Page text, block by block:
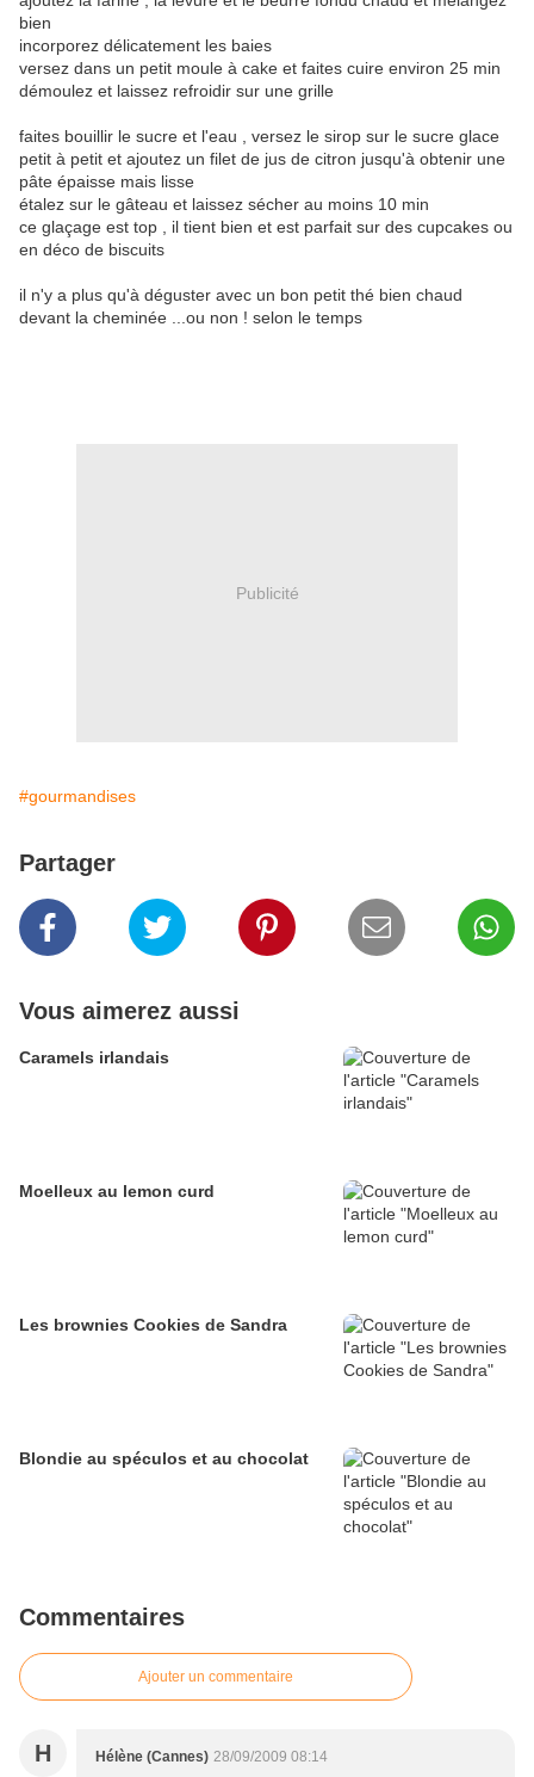
bien
incorporez délicatement les baies
versez dans un petit moule à cake et faites cuire environ 25 min
démoulez et laissez refroidir sur une grille
faites bouillir le sucre et l'eau , versez le sirop sur le sucre glace
petit à petit et ajoutez un filet de jus de citron jusqu'à obtenir une
pâte épaisse mais lisse
étalez sur le gâteau et laissez sécher au moins 10 min
ce glaçage est top , il tient bien et est parfait sur des cupcakes ou
en déco de biscuits
il n'y a plus qu'à déguster avec un bon petit thé bien chaud
devant la cheminée ...ou non ! selon le temps
Publicité
#gourmandises
Partager
Vous aimerez aussi
Caramels irlandais
Moelleux au lemon curd
Les brownies Cookies de Sandra
Blondie au spéculos et au chocolat
Commentaires
Ajouter un commentaire
H Hélène (Cannes) 28/09/2009 08:14